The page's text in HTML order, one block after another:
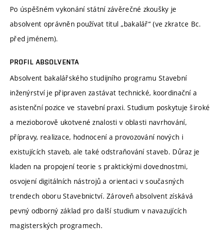
Po úspěšném vykonání státní závěrečné zkoušky je
absolvent oprávněn používat titul „bakalář“ (ve zkratce Bc.
před jménem).
PROFIL ABSOLVENTA
Absolvent bakalářského studijního programu Stavební
inženýrství je připraven zastávat technické, koordinační a
asistenční pozice ve stavební praxi. Studium poskytuje široké
a mezioborově ukotvené znalosti v oblasti navrhování,
přípravy, realizace, hodnocení a provozování nových i
existujících staveb, ale také odstraňování staveb. Důraz je
kladen na propojení teorie s praktickými dovednostmi,
osvojení digitálních nástrojů a orientaci v současných
trendech oboru Stavebnictví. Zároveň absolvent získává
pevný odborný základ pro další studium v navazujících
magisterských programech.